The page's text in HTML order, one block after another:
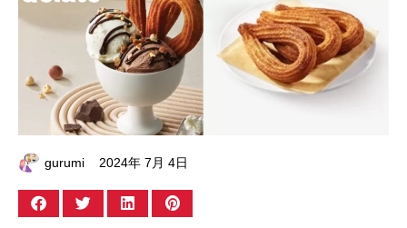
gurumi 2024年 7月 4日